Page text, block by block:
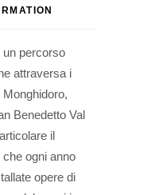
un percorso
attraversa i
Benedetto Val
il
che ogni anno
opere di